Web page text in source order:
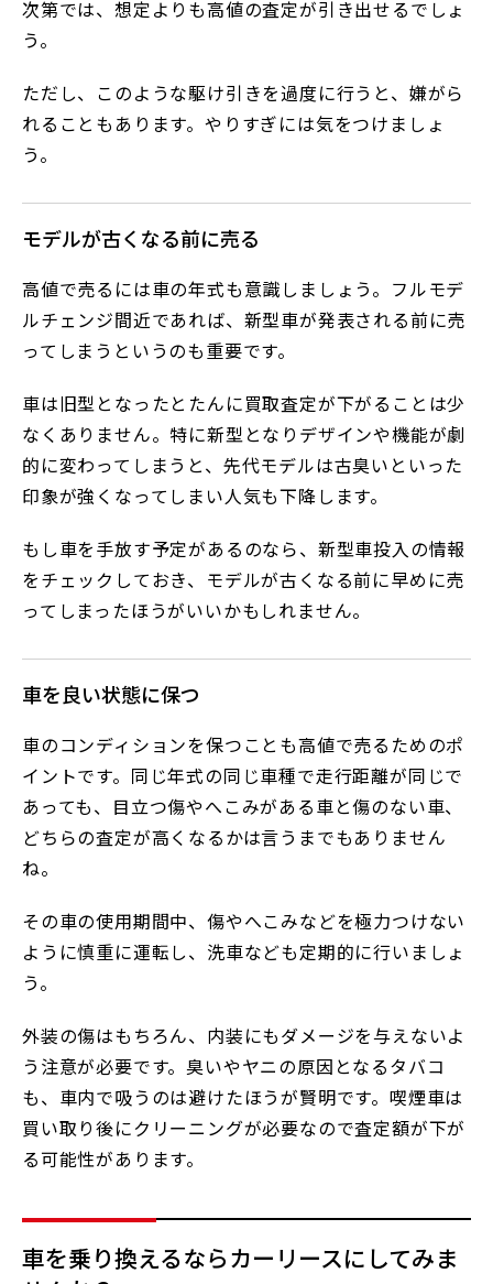
次第では、想定よりも高値の査定が引き出せるでしょ
う。
ただし、このような駆け引きを過度に行うと、嫌がら
れることもあります。やりすぎには気をつけましょ
う。
モデルが古くなる前に売る
高値で売るには車の年式も意識しましょう。フルモデ
ルチェンジ間近であれば、新型車が発表される前に売
ってしまうというのも重要です。
車は旧型となったとたんに買取査定が下がることは少
なくありません。特に新型となりデザインや機能が劇
的に変わってしまうと、先代モデルは古臭いといった
印象が強くなってしまい人気も下降します。
もし車を手放す予定があるのなら、新型車投入の情報
をチェックしておき、モデルが古くなる前に早めに売
ってしまったほうがいいかもしれません。
車を良い状態に保つ
車のコンディションを保つことも高値で売るためのポ
イントです。同じ年式の同じ車種で走行距離が同じで
あっても、目立つ傷やへこみがある車と傷のない車、
どちらの査定が高くなるかは言うまでもありません
ね。
その車の使用期間中、傷やへこみなどを極力つけない
ように慎重に運転し、洗車なども定期的に行いましょ
う。
外装の傷はもちろん、内装にもダメージを与えないよ
う注意が必要です。臭いやヤニの原因となるタバコ
も、車内で吸うのは避けたほうが賢明です。喫煙車は
買い取り後にクリーニングが必要なので査定額が下が
る可能性があります。
車を乗り換えるならカーリースにしてみま